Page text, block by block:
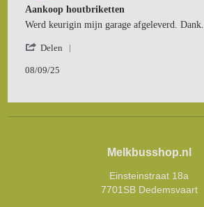
rating
Aankoop houtbriketten
Review
Camille
on
review
Aankoop
Werd keurigin mijn garage afgeleverd. Dank.
Delen
C.
on
08/09/25
Melkbusshop.nl
Einsteinstraat 18a
7701SB Dedemsvaart